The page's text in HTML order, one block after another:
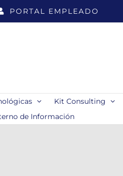
PORTAL EMPLEADO
Kit Consulting
de Información